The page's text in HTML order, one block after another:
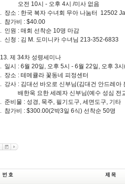
오전 10시 - 오후 4시 /미사 없음
. 장소 : 한국 복자 수녀회 무아 나눔터
. 참가비 : $40.00
. 인원 : 매회 선착순 10명 마감
. 신청 : 김 M. 도미니카 수녀님 213-352-6833
13. 제 34차 성령세미나
. 일시 : 6월 20일, 오후 5시 - 6월 22일, 오후 3
. 장소 : 테메큘라 꽃동네 피정센터
. 강사 : 김대선 바오로 신부님(김대건 안드레아
배한욱 요한 세례자 신부님(예수 성심 전
. 준비물 : 성경, 묵주, 필기도구, 세면도구, 기타
. 참가비 : $300.00(2박3일 6식) 선착순 50명